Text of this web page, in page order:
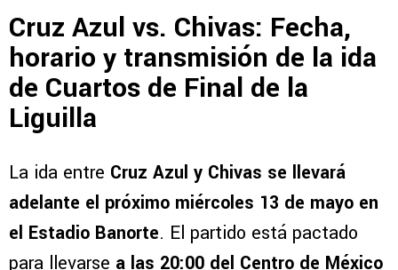
Cruz Azul vs. Chivas: Fecha,
horario y transmisión de la ida
de Cuartos de Final de la
Liguilla
La ida entre Cruz Azul y Chivas se llevará
adelante el próximo miércoles 13 de mayo en
el Estadio Banorte. El partido está pactado
para llevarse a las 20:00 del Centro de México